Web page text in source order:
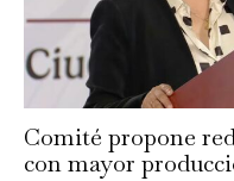
Comité propone
con mayor